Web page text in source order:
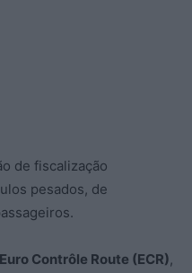
de fiscalização
pesados, de
Euro Contrôle Route (ECR),